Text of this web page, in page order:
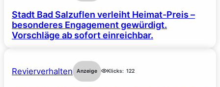
Stadt Bad Salzuflen verleiht Heimat-Preis –
besonderes Engagement gewürdigt.
Vorschläge ab sofort einreichbar.
Revierverhalten Anzeige Klicks: 122